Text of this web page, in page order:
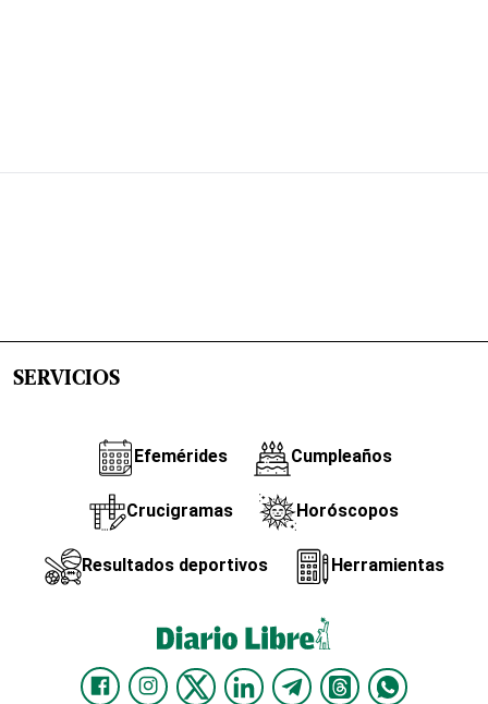
SERVICIOS
Efemérides Cumpleaños
Crucigramas Horóscopos
Resultados deportivos Herramientas